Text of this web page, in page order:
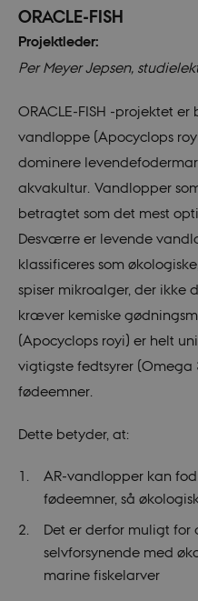
ORACLE-FISH
Projektleder:
Per Meyer Jepsen,
ORACLE-FISH -projektet
vandloppe (Apocyclops
dominere
akvakultur. Vandlopper
betragtet som det mest
Desværre er levende
klassificeres som
spiser mikroalger, der ikke
kræver kemiske
(Apocyclops royi) er helt
vigtigste fedtsyrer
fødeemner.
Dette betyder, at:
AR-vandlopper kan
fødeemner, så
Det er derfor muligt
selvforsynende med
marine fiskelarver